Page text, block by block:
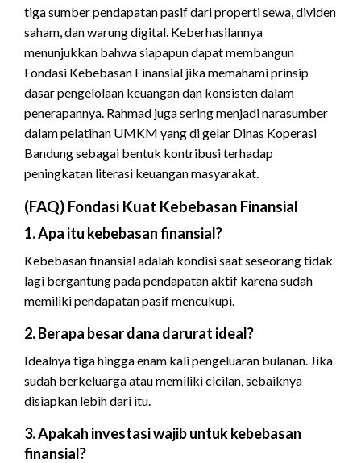
tiga sumber pendapatan pasif dari properti sewa, dividen
saham, dan warung digital. Keberhasilannya
menunjukkan bahwa siapapun dapat membangun
Fondasi Kebebasan Finansial jika memahami prinsip
dasar pengelolaan keuangan dan konsisten dalam
penerapannya. Rahmad juga sering menjadi narasumber
dalam pelatihan UMKM yang di gelar Dinas Koperasi
Bandung sebagai bentuk kontribusi terhadap
peningkatan literasi keuangan masyarakat.
(FAQ) Fondasi Kuat Kebebasan Finansial
1. Apa itu kebebasan finansial?
Kebebasan finansial adalah kondisi saat seseorang tidak
lagi bergantung pada pendapatan aktif karena sudah
memiliki pendapatan pasif mencukupi.
2. Berapa besar dana darurat ideal?
Idealnya tiga hingga enam kali pengeluaran bulanan. Jika
sudah berkeluarga atau memiliki cicilan, sebaiknya
disiapkan lebih dari itu.
3. Apakah investasi wajib untuk kebebasan
finansial?